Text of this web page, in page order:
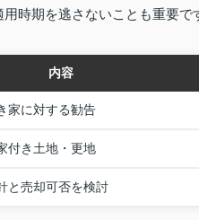
時期を逃さないことも重要で
内容
家に対する勧告
付き土地・更地
と売却可否を検討